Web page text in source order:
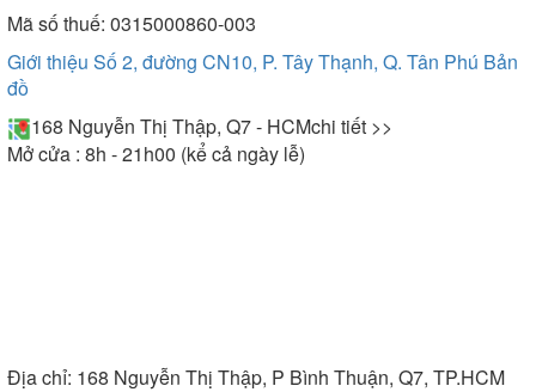
Mã số thuế: 0315000860-003
Giới thiệu Số 2, đường CN10, P. Tây Thạnh, Q. Tân Phú Bản
đồ
168 Nguyễn Thị Thập, Q7 - HCMchi tiết >>
Mở cửa : 8h - 21h00 (kể cả ngày lễ)
Địa chỉ: 168 Nguyễn Thị Thập, P Bình Thuận, Q7, TP.HCM